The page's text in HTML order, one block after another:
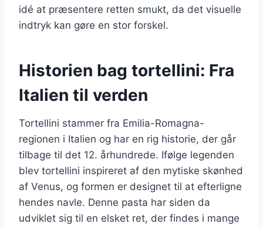
idé at præsentere retten smukt, da det visuelle
indtryk kan gøre en stor forskel.
Historien bag tortellini: Fra
Italien til verden
Tortellini stammer fra Emilia-Romagna-
regionen i Italien og har en rig historie, der går
tilbage til det 12. århundrede. Ifølge legenden
blev tortellini inspireret af den mytiske skønhed
af Venus, og formen er designet til at efterligne
hendes navle. Denne pasta har siden da
udviklet sig til en elsket ret, der findes i mange